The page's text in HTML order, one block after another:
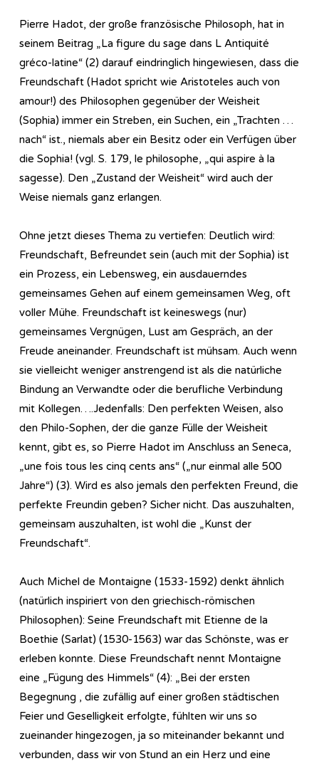
Pierre Hadot, der große französische Philosoph, hat in
seinem Beitrag „La figure du sage dans L Antiquité
gréco-latine“ (2) darauf eindringlich hingewiesen, dass die
Freundschaft (Hadot spricht wie Aristoteles auch von
amour!) des Philosophen gegenüber der Weisheit
(Sophia) immer ein Streben, ein Suchen, ein „Trachten …
nach“ ist., niemals aber ein Besitz oder ein Verfügen über
die Sophia! (vgl. S. 179, le philosophe, „qui aspire à la
sagesse). Den „Zustand der Weisheit“ wird auch der
Weise niemals ganz erlangen.
Ohne jetzt dieses Thema zu vertiefen: Deutlich wird:
Freundschaft, Befreundet sein (auch mit der Sophia) ist
ein Prozess, ein Lebensweg, ein ausdauerndes
gemeinsames Gehen auf einem gemeinsamen Weg, oft
voller Mühe. Freundschaft ist keineswegs (nur)
gemeinsames Vergnügen, Lust am Gespräch, an der
Freude aneinander. Freundschaft ist mühsam. Auch wenn
sie vielleicht weniger anstrengend ist als die natürliche
Bindung an Verwandte oder die berufliche Verbindung
mit Kollegen….Jedenfalls: Den perfekten Weisen, also
den Philo-Sophen, der die ganze Fülle der Weisheit
kennt, gibt es, so Pierre Hadot im Anschluss an Seneca,
„une fois tous les cinq cents ans“ („nur einmal alle 500
Jahre“) (3). Wird es also jemals den perfekten Freund, die
perfekte Freundin geben? Sicher nicht. Das auszuhalten,
gemeinsam auszuhalten, ist wohl die „Kunst der
Freundschaft“.
Auch Michel de Montaigne (1533-1592) denkt ähnlich
(natürlich inspiriert von den griechisch-römischen
Philosophen): Seine Freundschaft mit Etienne de la
Boethie (Sarlat) (1530-1563) war das Schönste, was er
erleben konnte. Diese Freundschaft nennt Montaigne
eine „Fügung des Himmels“ (4): „Bei der ersten
Begegnung , die zufällig auf einer großen städtischen
Feier und Geselligkeit erfolgte, fühlten wir uns so
zueinander hingezogen, ja so miteinander bekannt und
verbunden, dass wir von Stund an ein Herz und eine